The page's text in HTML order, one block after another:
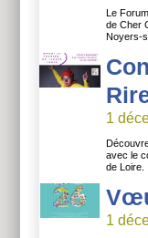
Le
de Cher
Noyers-
1
avec le
de Loire.
1